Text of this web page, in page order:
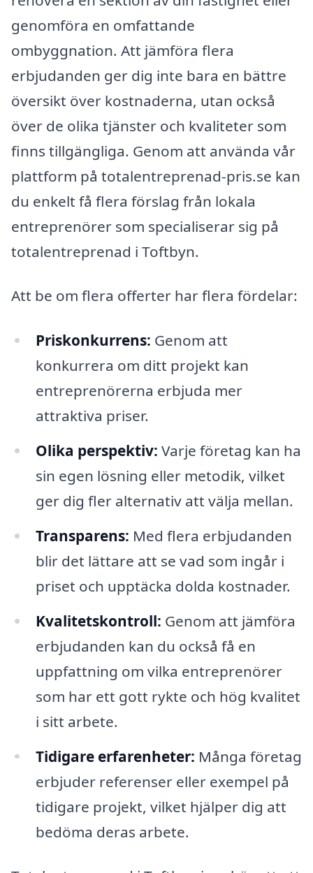
genomföra en omfattande
ombyggnation. Att jämföra flera
erbjudanden ger dig inte bara en bättre
översikt över kostnaderna, utan också
över de olika tjänster och kvaliteter som
finns tillgängliga. Genom att använda vår
plattform på totalentreprenad-pris.se kan
du enkelt få flera förslag från lokala
entreprenörer som specialiserar sig på
totalentreprenad i Toftbyn.
Att be om flera offerter har flera fördelar:
Priskonkurrens: Genom att
konkurrera om ditt projekt kan
entreprenörerna erbjuda mer
attraktiva priser.
Olika perspektiv: Varje företag kan ha
sin egen lösning eller metodik, vilket
ger dig fler alternativ att välja mellan.
Transparens: Med flera erbjudanden
blir det lättare att se vad som ingår i
priset och upptäcka dolda kostnader.
Kvalitetskontroll: Genom att jämföra
erbjudanden kan du också få en
uppfattning om vilka entreprenörer
som har ett gott rykte och hög kvalitet
i sitt arbete.
Tidigare erfarenheter: Många företag
erbjuder referenser eller exempel på
tidigare projekt, vilket hjälper dig att
bedöma deras arbete.